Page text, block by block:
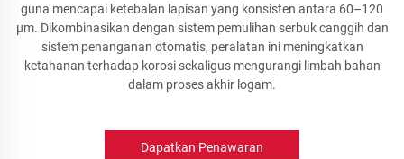
guna mencapai ketebalan lapisan yang konsisten antara 60–120
μm. Dikombinasikan dengan sistem pemulihan serbuk canggih dan
sistem penanganan otomatis, peralatan ini meningkatkan
ketahanan terhadap korosi sekaligus mengurangi limbah bahan
dalam proses akhir logam.
Dapatkan Penawaran